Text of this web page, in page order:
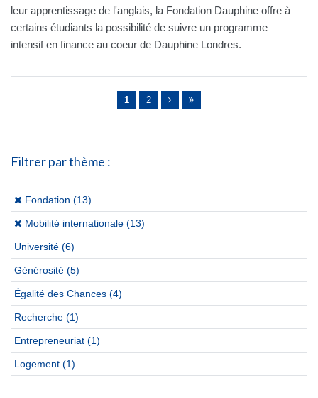
leur apprentissage de l'anglais, la Fondation Dauphine offre à
certains étudiants la possibilité de suivre un programme
intensif en finance au coeur de Dauphine Londres.
1 2
Filtrer par thème :
(x)
Fondation (13)
(x)
Mobilité internationale (13)
Université (6)
Générosité (5)
Égalité des Chances (4)
Recherche (1)
Entrepreneuriat (1)
Logement (1)